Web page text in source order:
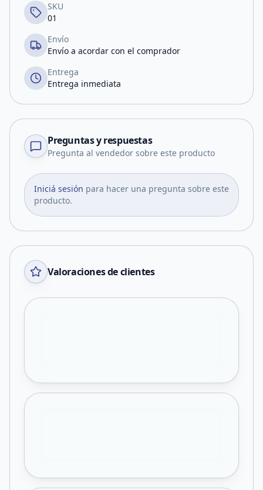
SKU
01
Envío
Envío a acordar con el comprador
Entrega
Entrega inmediata
Preguntas y respuestas
Pregunta al vendedor sobre este producto
Iniciá sesión para hacer una pregunta sobre este
producto.
Valoraciones de clientes